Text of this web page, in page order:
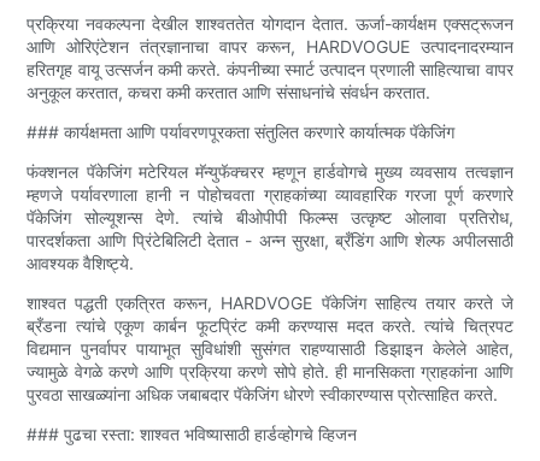
प्रक्रिया नवकल्पना देखील शाश्वततेत योगदान देतात. ऊर्जा-कार्यक्षम एक्सट्रूजन
आणि ओरिएंटेशन तंत्रज्ञानाचा वापर करून, HARDVOGUE उत्पादनादरम्यान
हरितगृह वायू उत्सर्जन कमी करते. कंपनीच्या स्मार्ट उत्पादन प्रणाली साहित्याचा वापर
अनुकूल करतात, कचरा कमी करतात आणि संसाधनांचे संवर्धन करतात.
### कार्यक्षमता आणि पर्यावरणपूरकता संतुलित करणारे कार्यात्मक पॅकेजिंग
फंक्शनल पॅकेजिंग मटेरियल मॅन्युफॅक्चरर म्हणून हार्डवोगचे मुख्य व्यवसाय तत्वज्ञान
म्हणजे पर्यावरणाला हानी न पोहोचवता ग्राहकांच्या व्यावहारिक गरजा पूर्ण करणारे
पॅकेजिंग सोल्यूशन्स देणे. त्यांचे बीओपीपी फिल्म्स उत्कृष्ट ओलावा प्रतिरोध,
पारदर्शकता आणि प्रिंटेबिलिटी देतात - अन्न सुरक्षा, ब्रँडिंग आणि शेल्फ अपीलसाठी
आवश्यक वैशिष्ट्ये.
शाश्वत पद्धती एकत्रित करून, HARDVOGE पॅकेजिंग साहित्य तयार करते जे
ब्रँडना त्यांचे एकूण कार्बन फूटप्रिंट कमी करण्यास मदत करते. त्यांचे चित्रपट
विद्यमान पुनर्वापर पायाभूत सुविधांशी सुसंगत राहण्यासाठी डिझाइन केलेले आहेत,
ज्यामुळे वेगळे करणे आणि प्रक्रिया करणे सोपे होते. ही मानसिकता ग्राहकांना आणि
पुरवठा साखळ्यांना अधिक जबाबदार पॅकेजिंग धोरणे स्वीकारण्यास प्रोत्साहित करते.
### पुढचा रस्ता: शाश्वत भविष्यासाठी हार्डव्होगचे व्हिजन